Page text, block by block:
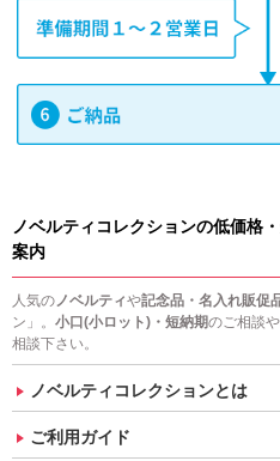
ノベルティコレクションの低価格
案内
人気のノベルティや記念品・名入れ販促
ン」。 小口(小ロット)・短納期のご相談や
相談下さい。
ノベルティコレクションとは
ご利用ガイド